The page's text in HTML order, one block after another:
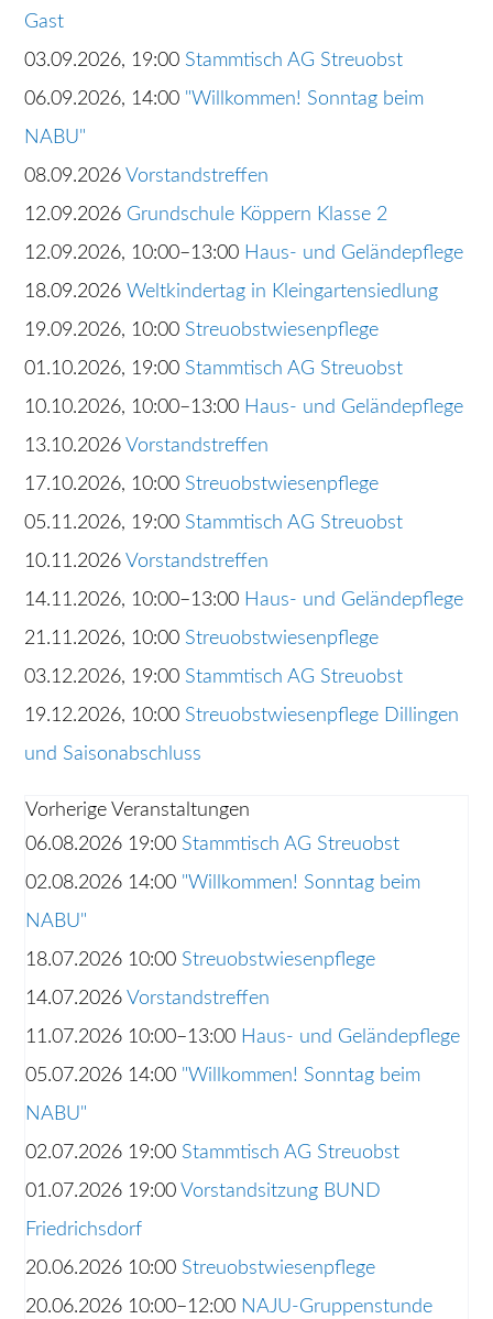
Gast
03.09.2026, 19:00 Stammtisch AG Streuobst
06.09.2026, 14:00 "Willkommen! Sonntag beim
NABU"
08.09.2026 Vorstandstreffen
12.09.2026 Grundschule Köppern Klasse 2
12.09.2026, 10:00–13:00 Haus- und Geländepflege
18.09.2026 Weltkindertag in Kleingartensiedlung
19.09.2026, 10:00 Streuobstwiesenpflege
01.10.2026, 19:00 Stammtisch AG Streuobst
10.10.2026, 10:00–13:00 Haus- und Geländepflege
13.10.2026 Vorstandstreffen
17.10.2026, 10:00 Streuobstwiesenpflege
05.11.2026, 19:00 Stammtisch AG Streuobst
10.11.2026 Vorstandstreffen
14.11.2026, 10:00–13:00 Haus- und Geländepflege
21.11.2026, 10:00 Streuobstwiesenpflege
03.12.2026, 19:00 Stammtisch AG Streuobst
19.12.2026, 10:00 Streuobstwiesenpflege Dillingen
und Saisonabschluss
Vorherige Veranstaltungen
06.08.2026 19:00 Stammtisch AG Streuobst
02.08.2026 14:00 "Willkommen! Sonntag beim
NABU"
18.07.2026 10:00 Streuobstwiesenpflege
14.07.2026 Vorstandstreffen
11.07.2026 10:00–13:00 Haus- und Geländepflege
05.07.2026 14:00 "Willkommen! Sonntag beim
NABU"
02.07.2026 19:00 Stammtisch AG Streuobst
01.07.2026 19:00 Vorstandsitzung BUND
Friedrichsdorf
20.06.2026 10:00 Streuobstwiesenpflege
20.06.2026 10:00–12:00 NAJU-Gruppenstunde